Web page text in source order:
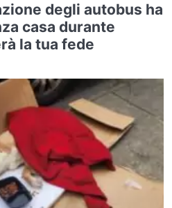
degli autobus ha
casa durante
la tua fede